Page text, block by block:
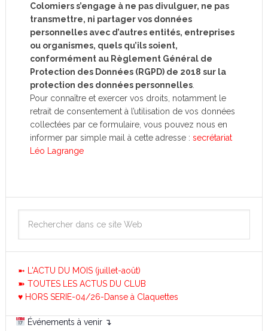
Colomiers s’engage à ne pas divulguer, ne pas
transmettre, ni partager vos données
personnelles avec d’autres entités, entreprises
ou organismes, quels qu’ils soient,
conformément au Règlement Général de
Protection des Données (RGPD) de 2018 sur la
protection des données personnelles.
Pour connaître et exercer vos droits, notamment le
retrait de consentement à l’utilisation de vos données
collectées par ce formulaire, vous pouvez nous en
informer par simple mail à cette adresse : secrétariat
Léo Lagrange
➼ L'ACTU DU MOIS (juillet-août)
➽ TOUTES LES ACTUS DU CLUB
♥ HORS SERIE-04/26-Danse à Claquettes
Événements à venir ↴